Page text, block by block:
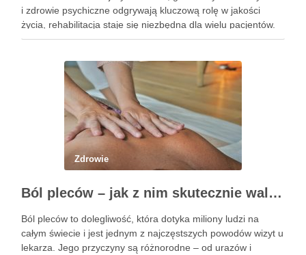
i zdrowie psychiczne odgrywają kluczową rolę w jakości
życia, rehabilitacja staje się niezbędna dla wielu pacjentów.
Obejmuje różnorodne metody i podejścia, które są
Zdrowie
Ból pleców – jak z nim skutecznie walczyć i odzyskać komfort życia
Ból pleców to dolegliwość, która dotyka miliony ludzi na
całym świecie i jest jednym z najczęstszych powodów wizyt u
lekarza. Jego przyczyny są różnorodne – od urazów i